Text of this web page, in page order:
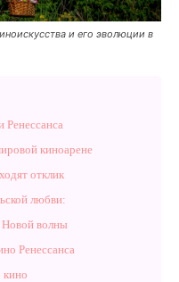
и его эволюции в
Ренессанса
киноарене
отклик
любви:
волны
Ренессанса
кино